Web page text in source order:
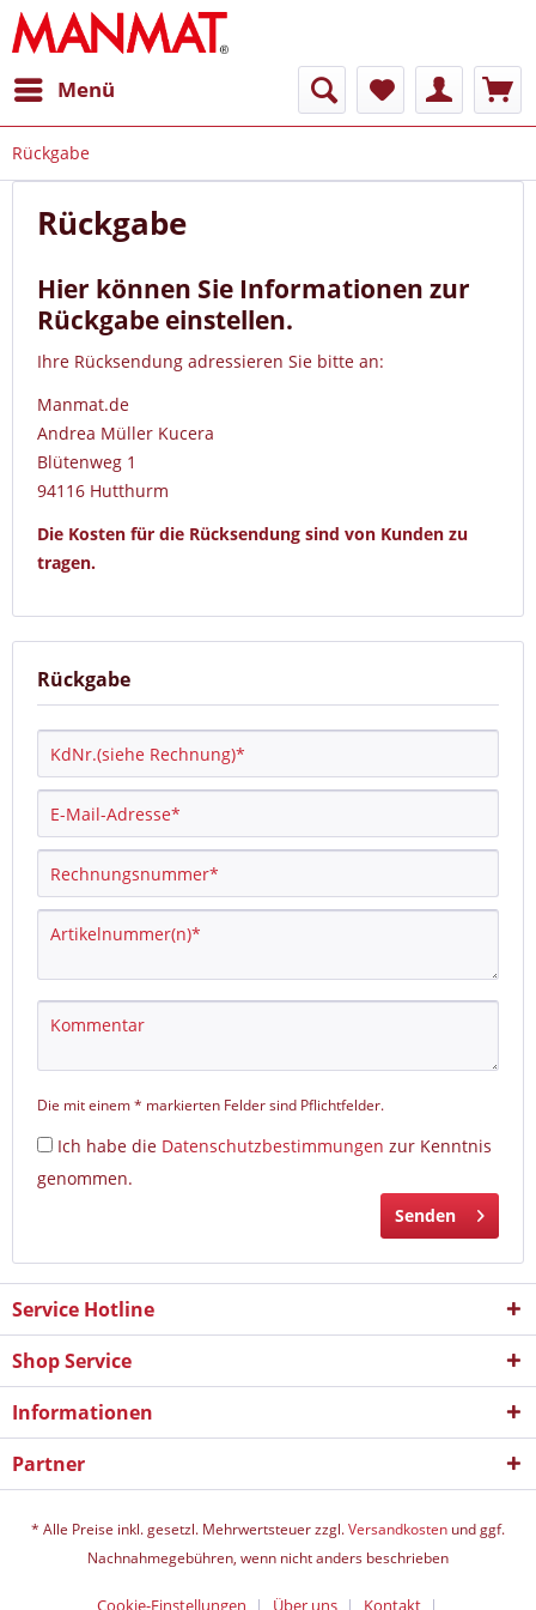
Menü
Rückgabe
Rückgabe
Hier können Sie Informationen zur
Rückgabe einstellen.
Ihre Rücksendung adressieren Sie bitte an:
Manmat.de
Andrea Müller Kucera
Blütenweg 1
94116 Hutthurm
Die Kosten für die Rücksendung sind von Kunden zu
tragen.
Rückgabe
Die mit einem * markierten Felder sind Pflichtfelder.
Ich habe die Datenschutzbestimmungen zur Kenntnis
genommen.
Senden
Service Hotline
Shop Service
Informationen
Partner
* Alle Preise inkl. gesetzl. Mehrwertsteuer zzgl.Versandkosten und ggf.
Nachnahmegebühren, wenn nicht anders beschrieben
Cookie-Einstellungen Über uns Kontakt